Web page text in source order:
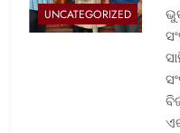
UNCATEGORIZED